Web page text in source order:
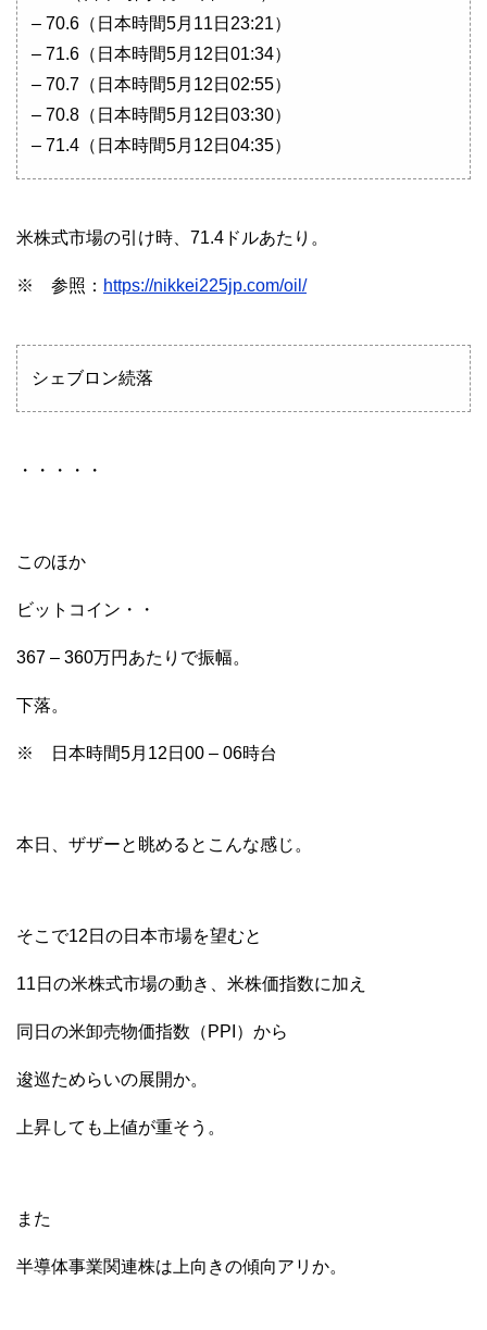
– 70.6（日本時間5月11日23:21）
– 71.6（日本時間5月12日01:34）
– 70.7（日本時間5月12日02:55）
– 70.8（日本時間5月12日03:30）
– 71.4（日本時間5月12日04:35）
米株式市場の引け時、71.4ドルあたり。
※ 参照： https://nikkei225jp.com/oil/
シェブロン続落
・・・・・
このほか
ビットコイン・・
367 – 360万円あたりで振幅。
下落。
※ 日本時間5月12日00 – 06時台
本日、ザザーと眺めるとこんな感じ。
そこで12日の日本市場を望むと
11日の米株式市場の動き、米株価指数に加え
同日の米卸売物価指数（PPI）から
逡巡ためらいの展開か。
上昇しても上値が重そう。
また
半導体事業関連株は上向きの傾向アリか。